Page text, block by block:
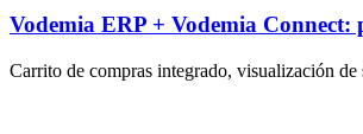
Vodemia ERP + Vodemia Connect:
Carrito de compras integrado, visualización